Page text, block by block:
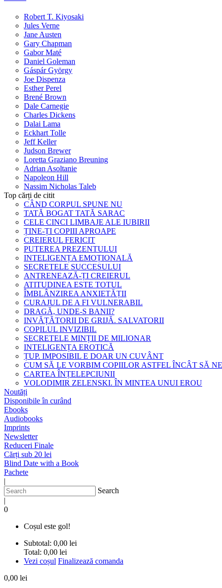
Robert T. Kiyosaki
Jules Verne
Jane Austen
Gary Chapman
Gabor Maté
Daniel Goleman
Gáspár György
Joe Dispenza
Esther Perel
Brené Brown
Dale Carnegie
Charles Dickens
Dalai Lama
Eckhart Tolle
Jeff Keller
Judson Brewer
Loretta Graziano Breuning
Adrian Asoltanie
Napoleon Hill
Nassim Nicholas Taleb
Top cărți de citit
CÂND CORPUL SPUNE NU
TATĂ BOGAT TATĂ SARAC
CELE CINCI LIMBAJE ALE IUBIRII
ȚINE-ȚI COPIII APROAPE
CREIERUL FERICIT
PUTEREA PREZENTULUI
INTELIGENȚA EMOȚIONALĂ
SECRETELE SUCCESULUI
ANTRENEAZĂ-ȚI CREIERUL
ATITUDINEA ESTE TOTUL
ÎMBLÂNZIREA ANXIETĂȚII
CURAJUL DE A FI VULNERABIL
DRAGĂ, UNDE-S BANII?
INVĂȚĂTORII DE GRIJĂ. SALVATORII
COPILUL INVIZIBIL
SECRETELE MINȚII DE MILIONAR
INTELIGENȚA EROTICĂ
ȚUP. IMPOSIBIL E DOAR UN CUVÂNT
CUM SĂ LE VORBIM COPIILOR ASTFEL ÎNCÂT SĂ
CARTEA ÎNȚELEPCIUNII
VOLODIMIR ZELENSKI. ÎN MINTEA UNUI EROU
Noutăți
Disponibile în curând
Ebooks
Audiobooks
Imprints
Newsletter
Reduceri Finale
Cărți sub 20 lei
Blind Date with a Book
Pachete
|
Search
|
0
Coșul este gol!
Subtotal: 0,00 lei
Total: 0,00 lei
Vezi coșul Finalizează comanda
0,00 lei